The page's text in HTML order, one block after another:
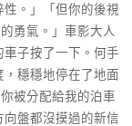
。」「但你的後視
勇氣。」車影大人
子按了一下。何手
穩穩地停在了地面
被分配給我的泊車
盤都沒摸過的新信